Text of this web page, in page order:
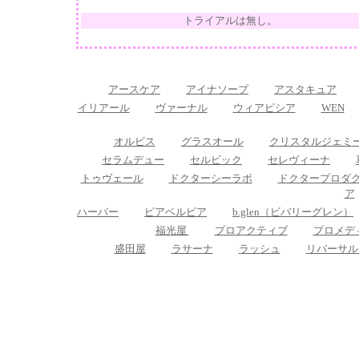
トライアルは無し。
アースケア アイナソープ
アスタキュア
イリアール
ヴァーナル ウィアピシア WEN
オルビス グラスオール
クリスタルジェミ
セラムデュー
セルビック セレヴィーナ
トゥヴェール
ドクターシーラボ
ドクタープロダ
ア
ハーバー
ピアベルピア
b.glen（ビバリーグレン）
福光屋
プロアクティブ
プロメデ
盛田屋
ラサーナ ラッシュ リバーサ